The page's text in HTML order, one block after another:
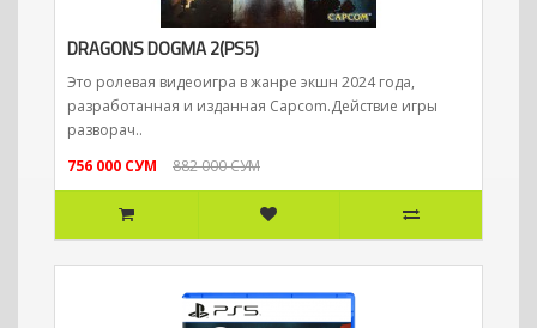
DRAGONS DOGMA 2(PS5)
Это ролевая видеоигра в жанре экшн 2024 года,
разработанная и изданная Capcom.Действие игры
разворач..
756 000 СУМ
882 000 СУМ